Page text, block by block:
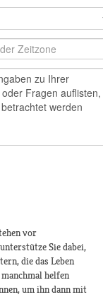
vor
Sie dabei,
die das Leben
helfen
um ihn dann mit